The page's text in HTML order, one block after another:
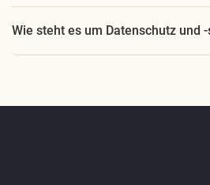
Wie steht es um Datenschutz und